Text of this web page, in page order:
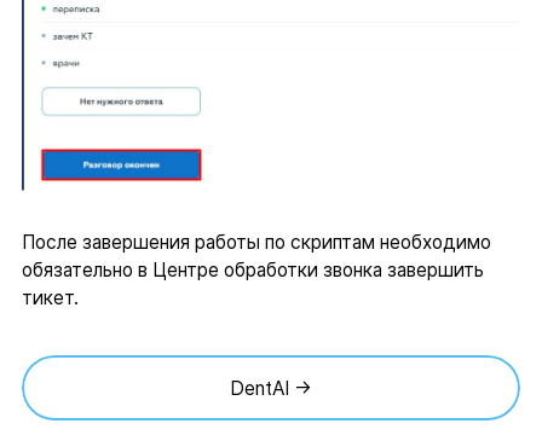
После завершения работы по скриптам необходимо
обязательно в Центре обработки звонка завершить
тикет.
DentAI →